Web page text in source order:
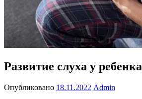
Развитие слуха у ребенка
Опубликовано 18.11.2022 Admin